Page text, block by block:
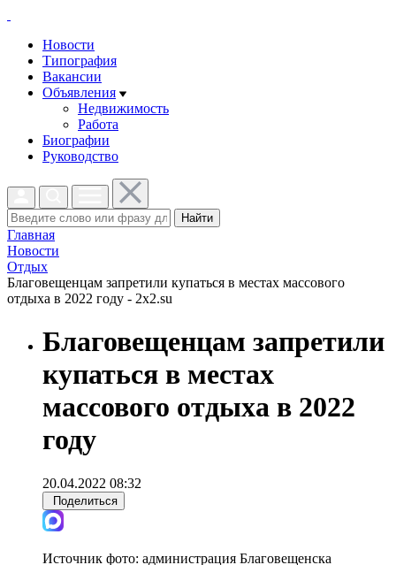
Новости
Типография
Вакансии
Объявления
Недвижимость
Работа
Биографии
Руководство
Найти
Главная
Новости
Отдых
Благовещенцам запретили купаться в местах массового
отдыха в 2022 году - 2x2.su
Благовещенцам запретили
купаться в местах
массового отдыха в 2022
году
20.04.2022 08:32
Поделиться
Источник фото: администрация Благовещенска